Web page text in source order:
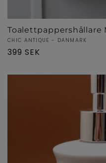
:
Säljare:
CHIC ANTIQUE - DANMARK
Ordinarie
399 SEK